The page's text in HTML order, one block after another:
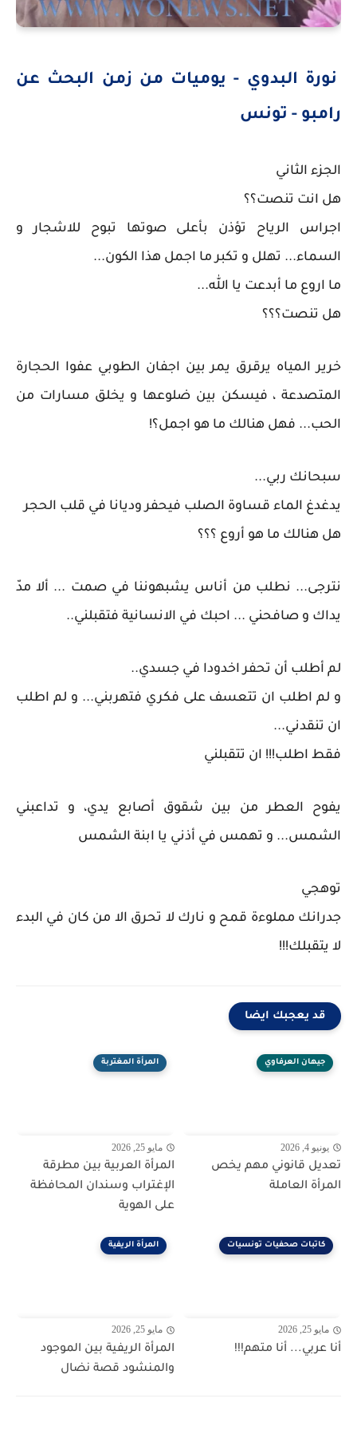
نورة البدوي - يوميات من زمن البحث عن
رامبو - تونس
الجزء الثاني
هل انت تنصت؟؟
اجراس الرياح تؤذن بأعلى صوتها تبوح للاشجار و
السماء... تهلل و تكبر ما اجمل هذا الكون...
ما اروع ما أبدعت يا الله...
هل تنصت؟؟؟
خرير المياه يرقرق يمر بين اجفان الطوبي عفوا الحجارة
المتصدعة ، فيسكن بين ضلوعها و يخلق مسارات من
الحب... فهل هنالك ما هو اجمل؟!
سبحانك ربي...
يدغدغ الماء قساوة الصلب فيحفر وديانا في قلب الحجر
هل هنالك ما هو أروع ؟؟؟
نترجى... نطلب من أناس يشبهوننا في صمت ... ألا مدّ
يداك و صافحني ... احبك في الانسانية فتقبلني..
لم أطلب أن تحفر اخدودا في جسدي..
و لم اطلب ان تتعسف على فكري فتهربني... و لم اطلب
ان تنقدني...
فقط اطلب!!! ان تتقبلني
يفوح العطر من بين شقوق أصابع يدي، و تداعبني
الشمس... و تهمس في أذني يا ابنة الشمس
توهجي
جدرانك مملوءة قمح و نارك لا تحرق الا من كان في البدء
لا يتقبلك!!!
قد يعجبك ايضا
جيهان العرفاوي
يونيو 4, 2026
تعديل قانوني مهم يخص
المرأة العاملة
المرأة المغتربة
مايو 25, 2026
المرأة العربية بين مطرقة
الإغتراب وسندان المحافظة
على الهوية
كاتبات صحفيات تونسيات
مايو 25, 2026
أنا عربي... أنا متهم!!!
المرأة الريفية
مايو 25, 2026
المرأة الريفية بين الموجود
والمنشود قصة نضال